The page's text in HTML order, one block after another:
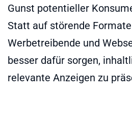
Gunst potentieller
Statt auf störende
Werbetreibende und
besser dafür sorgen,
relevante Anzeigen zu